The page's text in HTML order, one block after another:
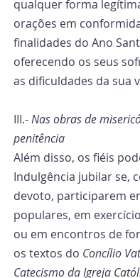
qualquer forma
orações em
finalidades do Ano
oferecendo os seus
as dificuldades da sua
III.- Nas obras de
penitência
Além disso, os fiéis
Indulgência jubilar se,
devoto, participarem
populares, em
ou em encontros de
os textos do Concílio
Catecismo da Igreja